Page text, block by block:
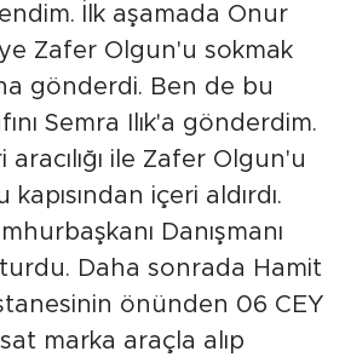
İlk aşamada Onur
Zafer Olgun'u sokmak
gönderdi. Ben de bu
Semra Ilık'a gönderdim.
aracılığı ile Zafer Olgun'u
içeri aldırdı.
Danışmanı
Daha sonrada Hamit
önünden 06 CEY
marka araçla alıp